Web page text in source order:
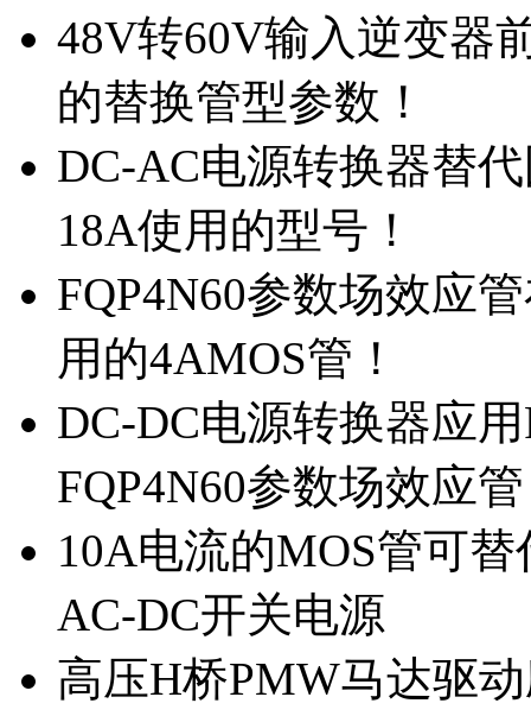
48V转60V输入逆变器
的替换管型参数！
DC-AC电源转换器替
18A使用的型号！
FQP4N60参数场效应
用的4AMOS管！
DC-DC电源转换器应
FQP4N60参数场效应
10A电流的MOS管可
AC-DC开关电源
高压H桥PMW马达驱